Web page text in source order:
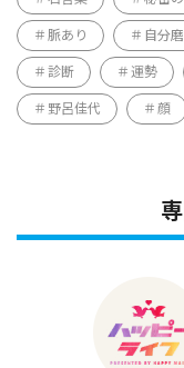
脈あり 自分
診断 運勢
野呂佳代 顔